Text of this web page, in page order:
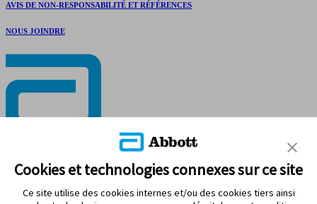
AVIS DE NON-RESPONSABILITÉ ET RÉFÉRENCES
NOUS JOINDRE
Cookies et technologies connexes sur ce site
Ce site utilise des cookies internes et/ou des cookies tiers ainsi